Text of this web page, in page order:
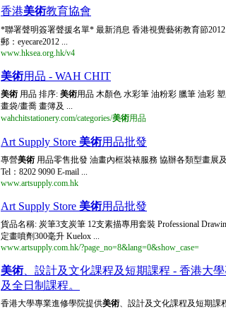
香港美術教育協會
*聯署聲明簽署聲援名單* 最新消息 香港視覺藝術教育節
郵：eyecare2012 ...
www.hksea.org.hk/v4
美術用品 - WAH CHIT
美術 用品 排序: 美術用品 木顏色 水彩筆 油粉彩 臘筆 油彩
畫袋/畫喬 畫簿及 ...
wahchitstationery.com/categories/美術用品
Art Supply Store 美術用品批發
專營美術 用品零售批發 油畫內框裝裱服務 協辦各類型畫展
Tel：8202 9090 E-mail ...
www.artsupply.com.hk
Art Supply Store 美術用品批發
貨品名稱: 炭筆3支炭筆 12支素描專用套裝 Professional
定畫噴劑300毫升 Kuelox ...
www.artsupply.com.hk/?page_no=8&lang=0&show_case=
美術、設計及文化課程及短期課程 - 香港大
及全日制課程。
香港大學專業進修學院提供美術、設計及文化課程及短期課